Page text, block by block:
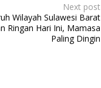
Next post
Wilayah Sulawesi Barat
Ringan Hari Ini, Mamasa
Paling Dingin